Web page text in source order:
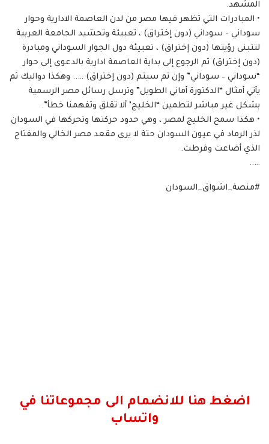
المشهد.
• المبادرات التي تظهر فيها مصر من لدن العاصمة الادارية وحوار
سوداني – سوداني (دون إختراق) ، تعبيئة وتحشيد الجامعة العربية
لتتبنى رؤيتها (دون إختراق) ، تعبيئة دول الجوار السوداني ومبادرة
(دون إختراق) ثم الرجوع إلى بداية العاصمة ادارية بالدعوى إلى حوار
“سوداني – سوداني” وإن تم سيتم (دون إختراق) ….. وهكذا دواليك ثم
يأتي أمثال “الدكتورة أماني الطويل” وترسل رسائل مصر الرسمية
بشكل غير مباشر لتطمين “الخليج’ ألا تقلق وتفهمنا خطأ”.
• هكذا سمح الخليج لمصر ، وهي حدود حركتها وتحركها في السودان
لذر الرماد في عيون السودان حتة لا يرى مقعد مصر الخالي والمفتاح
الذي أضاعت وفرطت.
…..
#منصة_اشواق_السودان
اضغط هنا للانضمام الى مجموعاتنا في
واتساب